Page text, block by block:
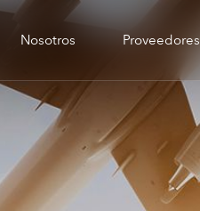
Nosotros Proveedores